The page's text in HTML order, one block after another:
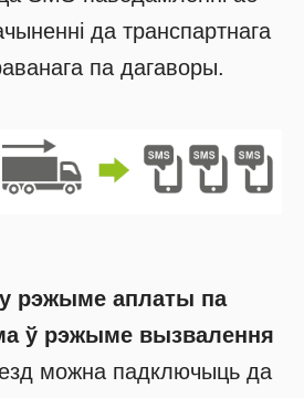
да транспартнага
па дагаворы.
рэжыме аплаты па
ў рэжыме вызвалення
можна падключыць да